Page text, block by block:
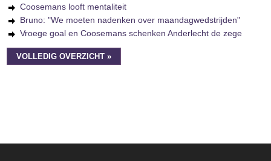
Coosemans looft mentaliteit
Bruno: "We moeten nadenken over maandagwedstrijden"
Vroege goal en Coosemans schenken Anderlecht de zege
VOLLEDIG OVERZICHT »